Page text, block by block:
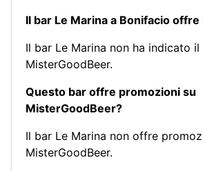
Il bar Le Marina a Bonifacio
Il bar Le Marina non ha indicato il
MisterGoodBeer.
Questo bar offre promozioni su
MisterGoodBeer?
Il bar Le Marina non offre
MisterGoodBeer.